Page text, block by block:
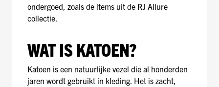
ondergoed, zoals de items uit de RJ Allure
collectie.
WAT IS KATOEN?
Katoen is een natuurlijke vezel die al honderden
jaren wordt gebruikt in kleding. Het is zacht,